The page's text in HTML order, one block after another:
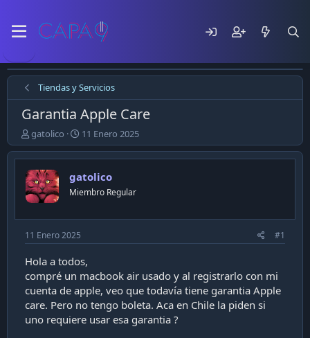
Tiendas y Servicios
Garantia Apple Care
E
m
p
e
z
ó
l
t
e
m
gatolico
F
e
c
a
d
p
b
l
c
a
c
i
11 Enero 2025
gatolico
Miembro Regular
11 Enero 2025 #1
Hola a todos,
compré un macbook air usado y al registrarlo con mi
cuenta de apple, veo que todavía tiene garantia Apple
care. Pero no tengo boleta. Aca en Chile la piden si
uno requiere usar esa garantia ?